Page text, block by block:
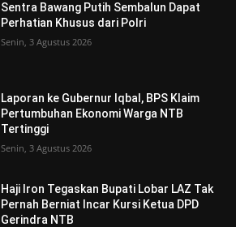
Sentra Bawang Putih Sembalun Dapat
Perhatian Khusus dari Polri
Senin, 3 Agustus 2026
Laporan ke Gubernur Iqbal, BPS Klaim
Pertumbuhan Ekonomi Warga NTB
Tertinggi
Senin, 3 Agustus 2026
Haji Iron Tegaskan Bupati Lobar LAZ Tak
Pernah Berniat Incar Kursi Ketua DPD
Gerindra NTB